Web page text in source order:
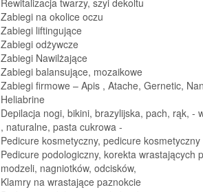
Zabiegi na okolice oczu
Zabiegi liftingujące
Zabiegi odżywcze
Zabiegi Nawilżające
Zabiegi balansujące, mozaikowe
Zabiegi firmowe – Apis , Atache, Gernetic,
Heliabrine
Depilacja nogi, bikini, brazylijska, pach, rąk, -
, naturalne, pasta cukrowa -
Pedicure kosmetyczny, pedicure
Pedicure podologiczny, korekta wrastających
modzeli, nagniotków, odcisków,
Klamry na wrastające paznokcie